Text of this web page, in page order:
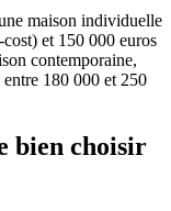
maison individuelle
et 150 000 euros
contemporaine,
180 000 et 250
bien choisir